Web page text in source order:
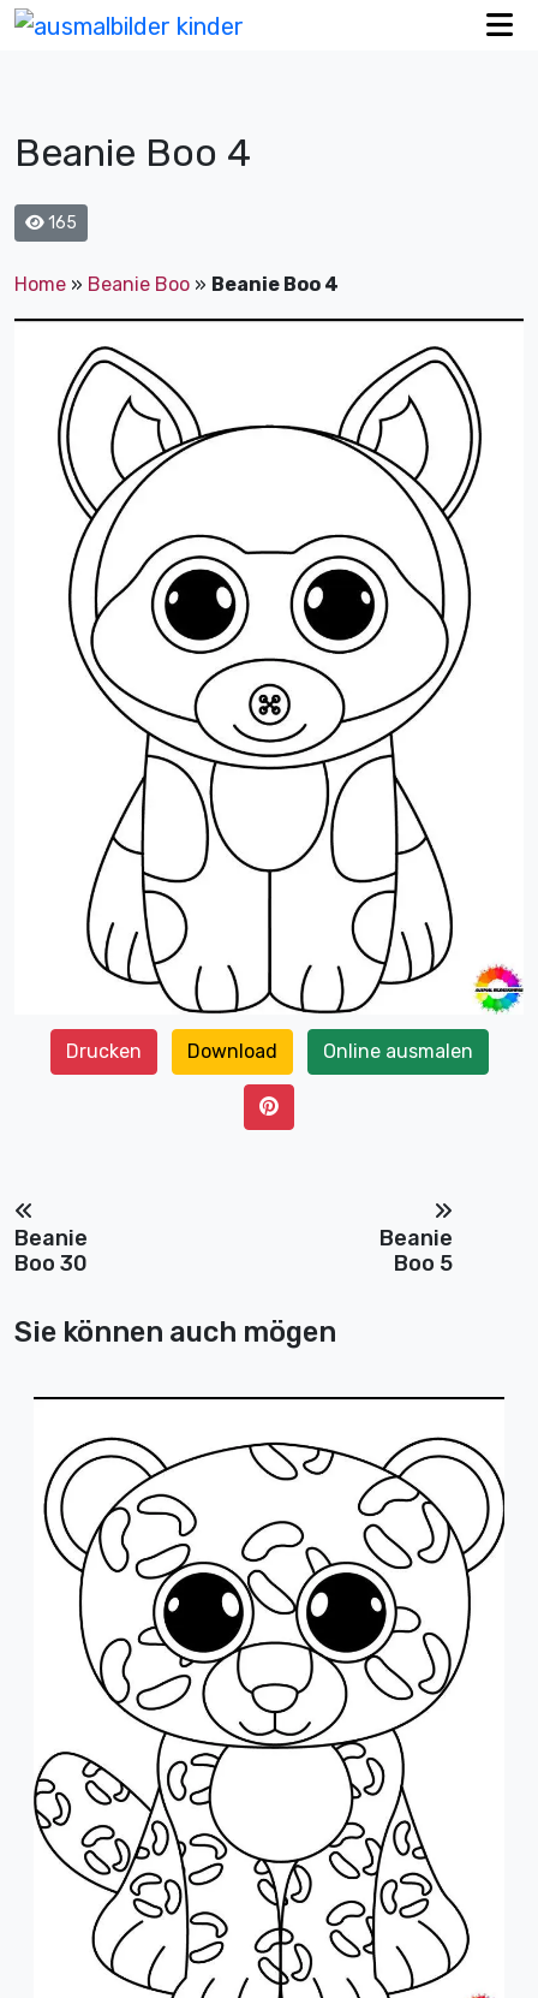
Beanie Boo 4
165
Home » Beanie Boo » Beanie Boo 4
Drucken Download Online ausmalen
Beanie
Boo 30
Beanie
Boo 5
Sie können auch mögen